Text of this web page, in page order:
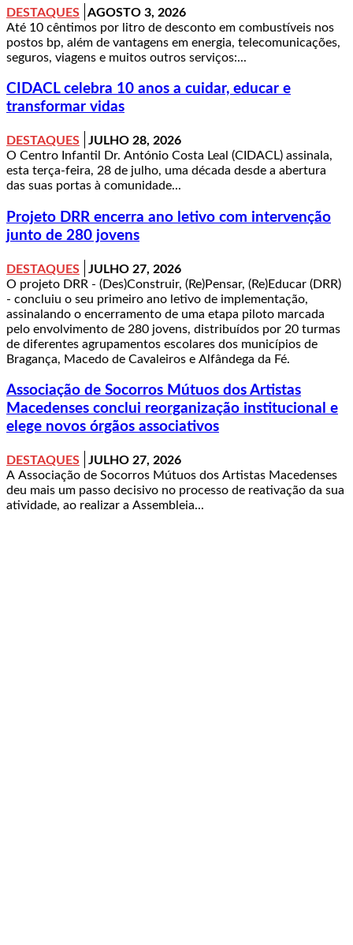
DESTAQUES
AGOSTO 3, 2026
Até 10 cêntimos por litro de desconto em combustíveis nos
postos bp, além de vantagens em energia, telecomunicações,
seguros, viagens e muitos outros serviços:...
CIDACL celebra 10 anos a cuidar, educar e
transformar vidas
DESTAQUES
JULHO 28, 2026
O Centro Infantil Dr. António Costa Leal (CIDACL) assinala,
esta terça-feira, 28 de julho, uma década desde a abertura
das suas portas à comunidade...
Projeto DRR encerra ano letivo com intervenção
junto de 280 jovens
DESTAQUES
JULHO 27, 2026
O projeto DRR - (Des)Construir, (Re)Pensar, (Re)Educar (DRR)
- concluiu o seu primeiro ano letivo de implementação,
assinalando o encerramento de uma etapa piloto marcada
pelo envolvimento de 280 jovens, distribuídos por 20 turmas
de diferentes agrupamentos escolares dos municípios de
Bragança, Macedo de Cavaleiros e Alfândega da Fé.
Associação de Socorros Mútuos dos Artistas
Macedenses conclui reorganização institucional e
elege novos órgãos associativos
DESTAQUES
JULHO 27, 2026
A Associação de Socorros Mútuos dos Artistas Macedenses
deu mais um passo decisivo no processo de reativação da sua
atividade, ao realizar a Assembleia...